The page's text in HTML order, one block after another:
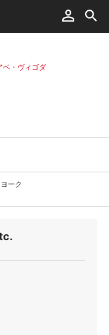
ベ・ヴィゴダ
ーク